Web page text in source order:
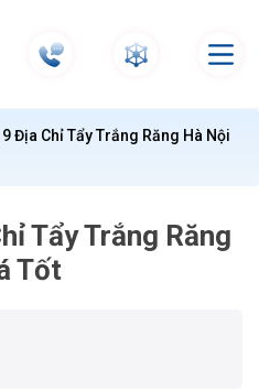
Địa Chỉ Tẩy Trắng Răng Hà Nội
Tẩy Trắng Răng
Tốt